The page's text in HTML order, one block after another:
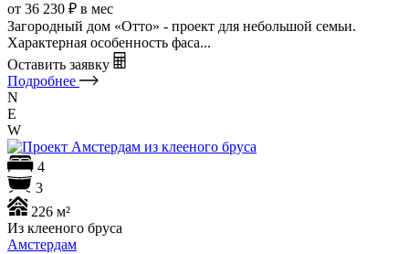
от 36 230 ₽ в мес
Загородный дом «Отто» - проект для небольшой семьи.
Характерная особенность фаса...
Оставить заявку
Подробнее
N
E
W
4
3
226 м²
Из клееного бруса
Амстердам